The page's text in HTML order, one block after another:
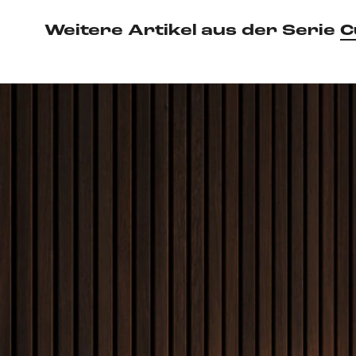
Weitere Artikel aus der Serie